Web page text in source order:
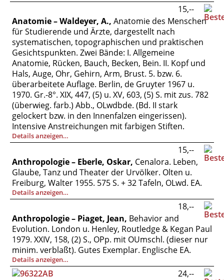
Anatomie – Waldeyer, A., Anatomie des Menschen
für Studierende und Ärzte, dargestellt nach
systematischen, topographischen und praktischen
Gesichtspunkten. Zwei Bände: I. Allgemeine
Anatomie, Rücken, Bauch, Becken, Bein. II. Kopf und
Hals, Auge, Ohr, Gehirn, Arm, Brust. 5. bzw. 6.
überarbeitete Auflage. Berlin, de Gruyter 1967 u.
1970. Gr.-8°. XIX, 447, (5) u. XV, 603, (5) S. mit zus. 782
(überwieg. farb.) Abb., OLwdbde. (Bd. II stark
gelockert bzw. in den Innenfalzen eingerissen).
Intensive Anstreichungen mit farbigen Stiften.
Details anzeigen…
15,--
Anthropologie – Eberle, Oskar, Cenalora. Leben,
Glaube, Tanz und Theater der Urvölker. Olten u.
Freiburg, Walter 1955. 575 S. + 32 Tafeln, OLwd. EA.
Details anzeigen…
15,--
Anthropologie – Piaget, Jean, Behavior and
Evolution. London u. Henley, Routledge & Kegan Paul
1979. XXIV, 158, (2) S., OPp. mit OUmschl. (dieser nur
minim. verblaßt). Gutes Exemplar. Englische EA.
Details anzeigen…
18,--
24,--